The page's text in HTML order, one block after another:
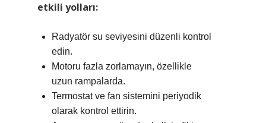
etkili yolları:
Radyatör su seviyesini düzenli kontrol
edin.
Motoru fazla zorlamayın, özellikle
uzun rampalarda.
Termostat ve fan sistemini periyodik
olarak kontrol ettirin.